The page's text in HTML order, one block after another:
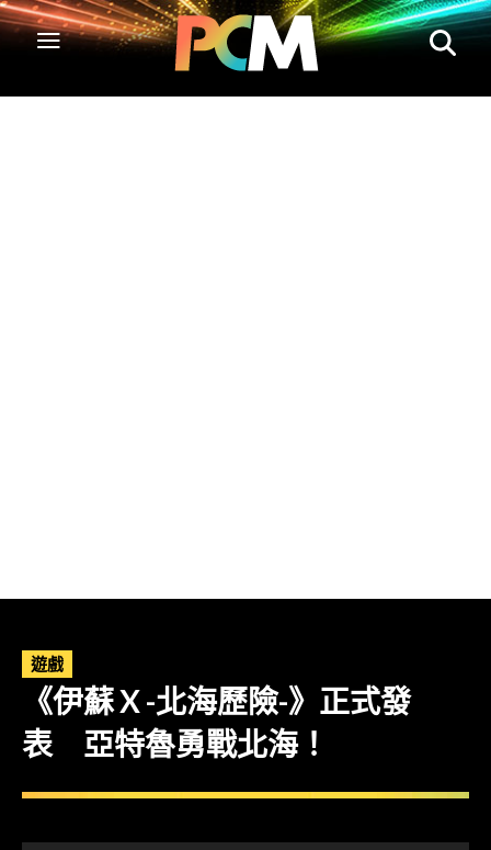
遊戲
《伊蘇 X -北海歷險-》正式發
表 亞特魯勇戰北海！